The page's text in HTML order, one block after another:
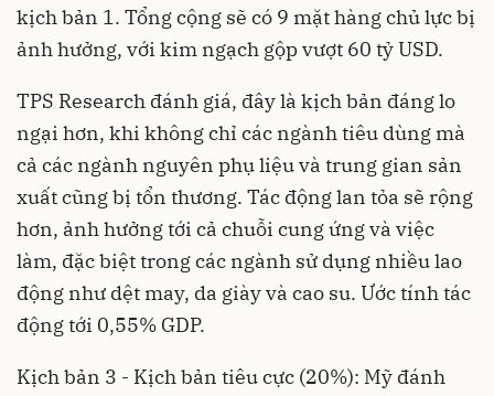
kịch bản 1. Tổng cộng sẽ có 9 mặt hàng chủ lực bị
ảnh hưởng, với kim ngạch gộp vượt 60 tỷ USD.
TPS Research đánh giá, đây là kịch bản đáng lo
ngại hơn, khi không chỉ các ngành tiêu dùng mà
cả các ngành nguyên phụ liệu và trung gian sản
xuất cũng bị tổn thương. Tác động lan tỏa sẽ rộng
hơn, ảnh hưởng tới cả chuỗi cung ứng và việc
làm, đặc biệt trong các ngành sử dụng nhiều lao
động như dệt may, da giày và cao su. Ước tính tác
động tới 0,55% GDP.
Kịch bản 3 - Kịch bản tiêu cực (20%): Mỹ đánh